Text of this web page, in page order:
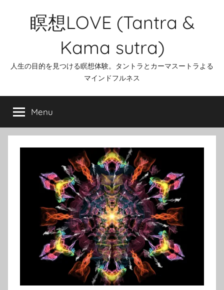
瞑想LOVE (Tantra &
Kama sutra)
人生の目的を見つける瞑想体験。タントラとカーマスートラよる
マインドフルネス
Menu